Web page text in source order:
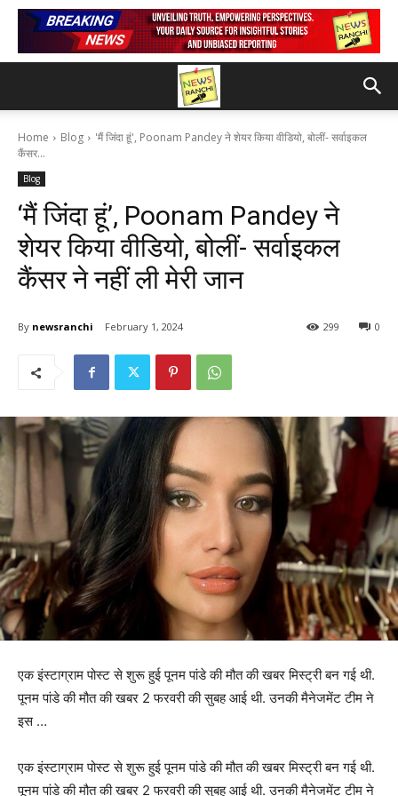
Home Blog
'मैं जिंदा हूं', Poonam Pandey ने शेयर किया वीडियो, बोलीं- सर्वाइकल
कैंसर...
Blog
‘मैं जिंदा हूं’, Poonam Pandey ने
शेयर किया वीडियो, बोलीं- सर्वाइकल
कैंसर ने नहीं ली मेरी जान
By newsranchi February 1, 2024 0
299
एक इंस्टाग्राम पोस्ट से शुरू हुई पूनम पांडे की मौत की खबर मिस्ट्री बन गई थी.
पूनम पांडे की मौत की खबर 2 फरवरी की सुबह आई थी. उनकी मैनेजमेंट टीम ने
इस …
एक इंस्टाग्राम पोस्ट से शुरू हुई पूनम पांडे की मौत की खबर मिस्ट्री बन गई थी.
पूनम पांडे की मौत की खबर 2 फरवरी की सुबह आई थी. उनकी मैनेजमेंट टीम ने